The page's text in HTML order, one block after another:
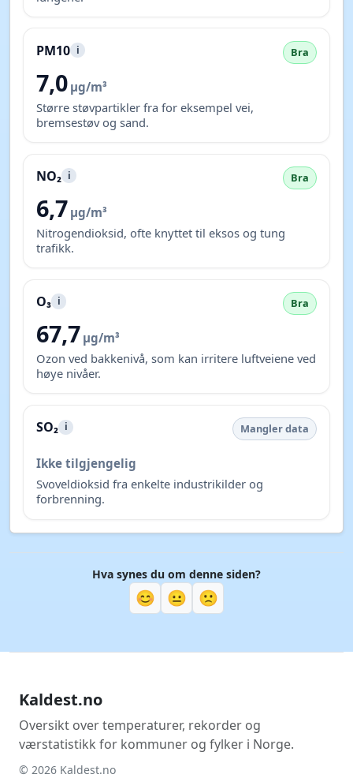
PM10 i Bra
7,0 µg/m³
Større støvpartikler fra for eksempel vei,
bremsestøv og sand.
NO₂ i Bra
6,7 µg/m³
Nitrogendioksid, ofte knyttet til eksos og tung
trafikk.
O₃ i Bra
67,7 µg/m³
Ozon ved bakkenivå, som kan irritere luftveiene ved
høye nivåer.
SO₂ i Mangler data
Ikke tilgjengelig
Svoveldioksid fra enkelte industrikilder og
forbrenning.
Hva synes du om denne siden?
😊 😐 🙁
Kaldest.no
Oversikt over temperaturer, rekorder og
værstatistikk for kommuner og fylker i Norge.
© 2026 Kaldest.no